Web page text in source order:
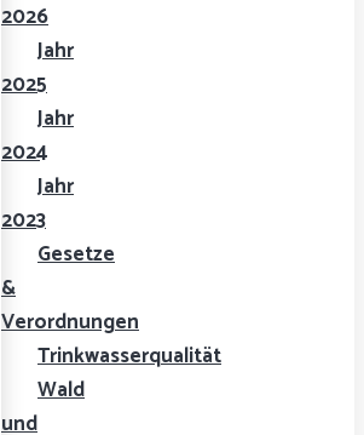
2026
Jahr
2025
Jahr
2024
Jahr
2023
Gesetze
&
Verordnungen
Trinkwasserqualität
Wald
und